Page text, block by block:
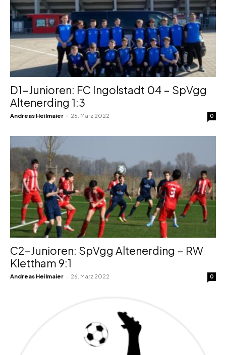
D1-Junioren: FC Ingolstadt 04 – SpVgg
Altenerding 1:3
Andreas Heilmaier - 26. März 2022 0
C2-Junioren: SpVgg Altenerding – RW
Klettham 9:1
Andreas Heilmaier - 26. März 2022 0